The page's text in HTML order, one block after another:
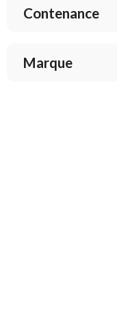
Contenance
Marque